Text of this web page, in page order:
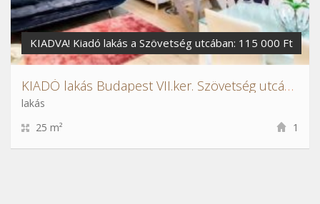
KIADVA! Kiadó lakás a Szövetség utcában: 115 000 Ft
KIADÓ lakás Budapest VII.ker. Szövetség utcában
lakás
25 m²
1